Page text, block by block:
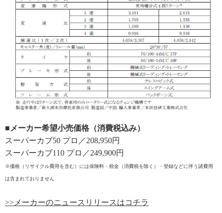
■メーカー希望小売価格（消費税込み）
スーパーカブ50 プロ／208,950円
スーパーカブ110 プロ／249,900円
※価格（リサイクル費用を含む）には保険料・税金（消費税を除く）・登録などに伴う諸費用
は含まれておりません
>>メーカーのニュースリリースはコチラ